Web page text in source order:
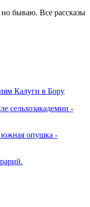
бываю. Все рассказы
Калуги в Бору
сельхозакадемии -
южная опушка -